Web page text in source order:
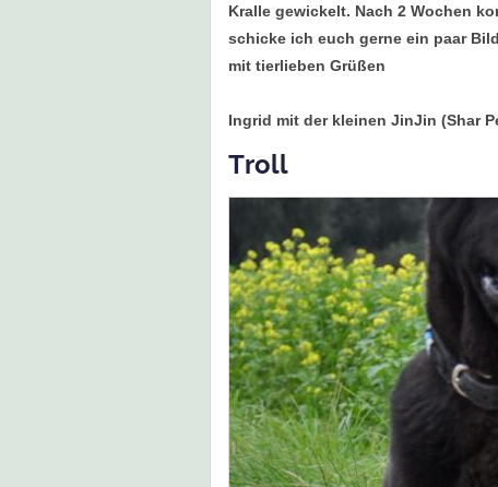
Kralle gewickelt. Nach 2 Wochen
schicke ich euch gerne ein paar
mit tierlieben Grüßen
Ingrid mit der kleinen JinJin (Shar
Troll